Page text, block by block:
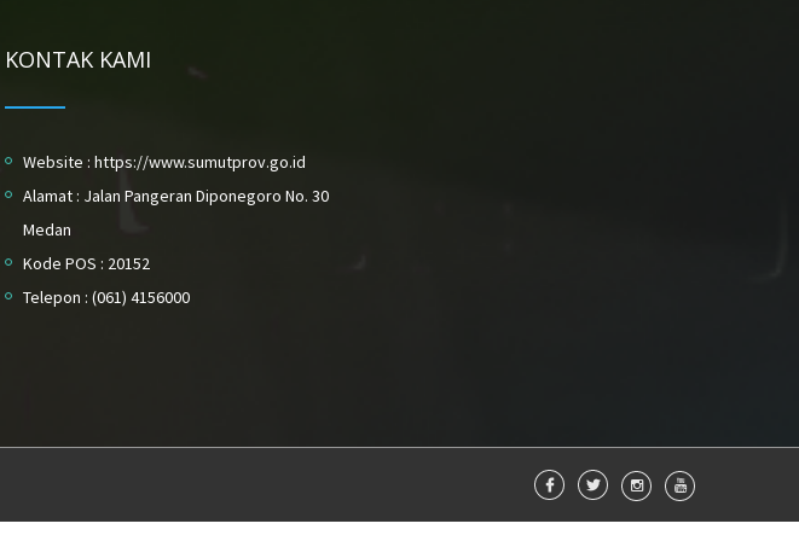
KONTAK KAMI
Website : https://www.sumutprov.go.id
Alamat : Jalan Pangeran Diponegoro No. 30
Medan
Kode POS : 20152
Telepon : (061) 4156000